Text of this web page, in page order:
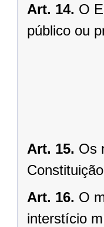
Art. 14. O
público ou
Art. 15. Os
Art. 16. O
interstício